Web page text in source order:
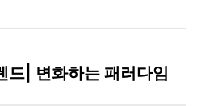
드| 변화하는 패러다임